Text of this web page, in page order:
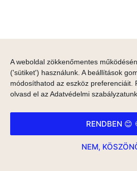
A weboldal zökkenőmentes
('sütiket') használunk. A beállítások
módosíthatod az eszköz preferenciáit.
olvasd el azAdatvédelmi
RENDBEN 😊
NEM,